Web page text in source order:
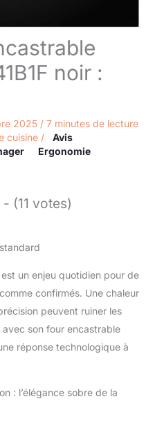
noir :
2025 / 7 minutes de lecture
cuisine /
Avis
Ergonomie
(11 votes)
un enjeu quotidien pour de
confirmés. Une chaleur
peuvent ruiner les
son four encastrable
réponse technologique à
: l’élégance sobre de la